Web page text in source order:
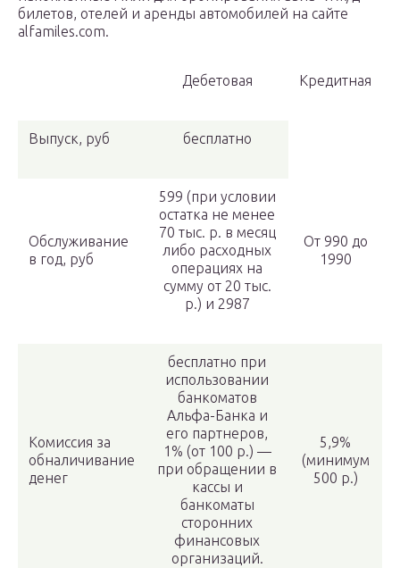
билетов, отелей и аренды автомобилей на сайте
alfamiles.com.
Дебетовая Кредитная
Выпуск, руб бесплатно
Обслуживание
в год, руб
599 (при условии
остатка не менее
70 тыс. р. в месяц
либо расходных
операциях на
сумму от 20 тыс.
р.) и 2987
От 990 до
1990
Комиссия за
обналичивание
денег
бесплатно при
использовании
банкоматов
Альфа-Банка и
его партнеров,
1% (от 100 р.) —
при обращении в
кассы и
банкоматы
сторонних
финансовых
организаций.
5,9%
(минимум
500 р.)